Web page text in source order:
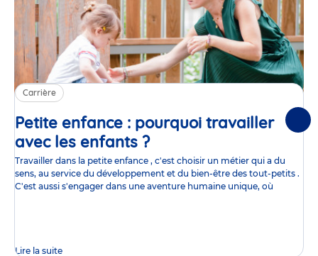
Carrière
Petite enfance : pourquoi travailler
avec les enfants ?Article
Travailler dans la petite enfance , c'est choisir un métier qui a du
sens, au service du développement et du bien-être des tout-petits .
C'est aussi s'engager dans une aventure humaine unique, où
Lire la suite